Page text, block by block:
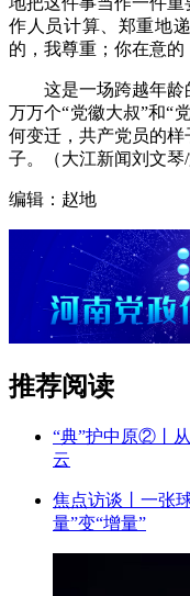
作人员计算、郑重地
的，我尊重；你在意的
这是一场跨越年龄
万万个“党徽大叔”和“
何变迁，共产党员的
子。（大江新闻刘文琴/
编辑：赵地
推荐阅读
“典”护中原②‌丨
云
焦点访谈丨一张
量”变“增量”